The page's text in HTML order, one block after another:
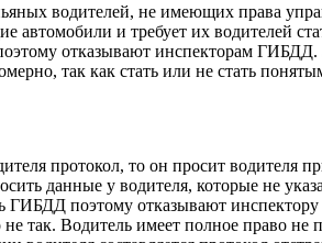
водителей, не имеющих права
и требует их водителей
отказывают инспекторам ГИБДД.
так как стать или не стать
протокол, то он просит водителя
данные у водителя, которые не
ГИБДД поэтому отказывают
так. Водитель имеет полное право